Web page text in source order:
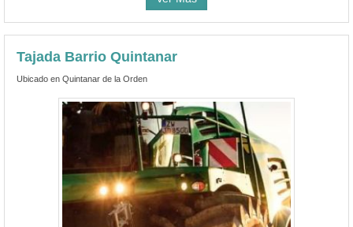
Tajada Barrio Quintanar
Ubicado en Quintanar de la Orden